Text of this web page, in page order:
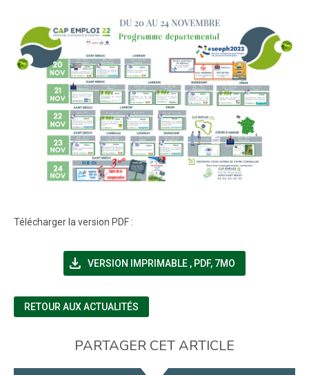
Télécharger la version PDF :
file_download VERSION IMPRIMABLE (NOUVELLE FENÊTRE)
, PDF, 7MO
RETOUR AUX ACTUALITÉS
PARTAGER CET ARTICLE